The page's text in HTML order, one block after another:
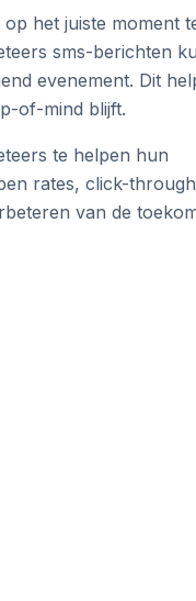
het juiste moment
sms-berichten
evenement. Dit
of-mind blijft.
te helpen hun
rates, click-
van de